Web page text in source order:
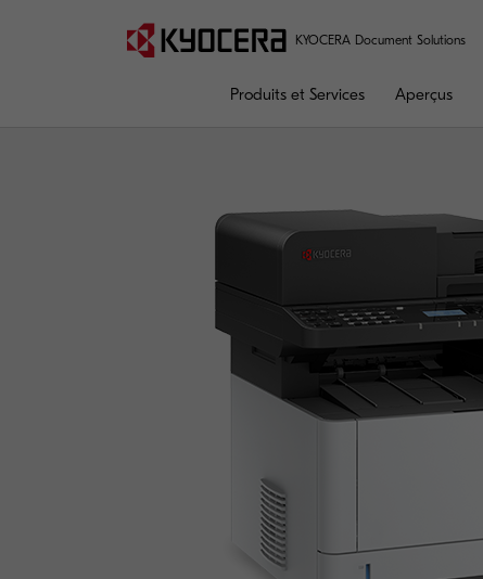
KYOCERA Document Solutions
Produits et Services Aperçus